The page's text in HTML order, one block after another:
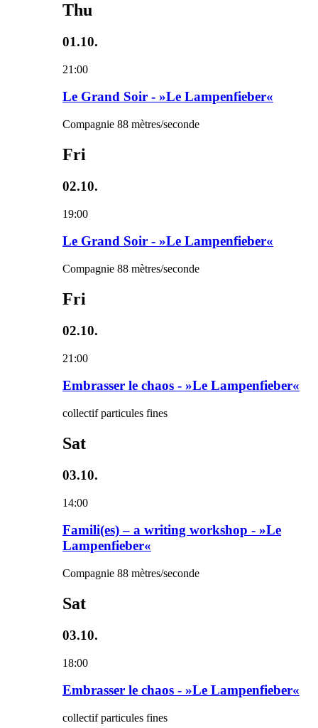
Thu
01.10.
21:00
Le Grand Soir - »Le Lampenfieber«
Compagnie 88 mètres/seconde
Fri
02.10.
19:00
Le Grand Soir - »Le Lampenfieber«
Compagnie 88 mètres/seconde
Fri
02.10.
21:00
Embrasser le chaos - »Le Lampenfieber«
collectif particules fines
Sat
03.10.
14:00
Famili(es) – a writing workshop - »Le
Lampenfieber«
Compagnie 88 mètres/seconde
Sat
03.10.
18:00
Embrasser le chaos - »Le Lampenfieber«
collectif particules fines